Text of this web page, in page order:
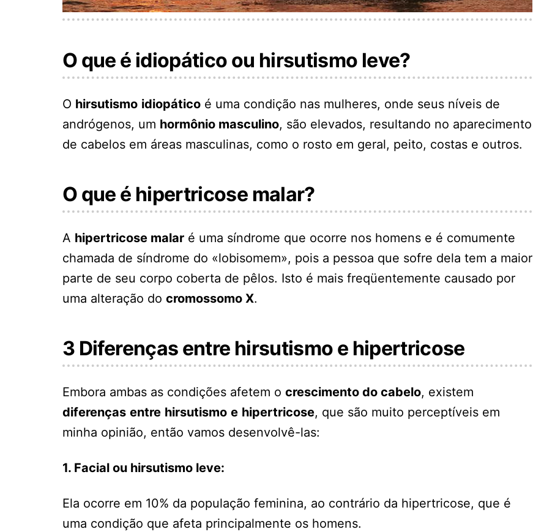
O que é idiopático ou hirsutismo leve?
O hirsutismo idiopático é uma condição nas mulheres, onde seus níveis de
andrógenos, um hormônio masculino, são elevados, resultando no aparecimento
de cabelos em áreas masculinas, como o rosto em geral, peito, costas e outros.
O que é hipertricose malar?
A hipertricose malar é uma síndrome que ocorre nos homens e é comumente
chamada de síndrome do «lobisomem», pois a pessoa que sofre dela tem a maior
parte de seu corpo coberta de pêlos. Isto é mais freqüentemente causado por
uma alteração do cromossomo X.
3 Diferenças entre hirsutismo e hipertricose
Embora ambas as condições afetem o crescimento do cabelo, existem
diferenças entre hirsutismo e hipertricose, que são muito perceptíveis em
minha opinião, então vamos desenvolvê-las:
1. Facial ou hirsutismo leve:
Ela ocorre em 10% da população feminina, ao contrário da hipertricose, que é
uma condição que afeta principalmente os homens.